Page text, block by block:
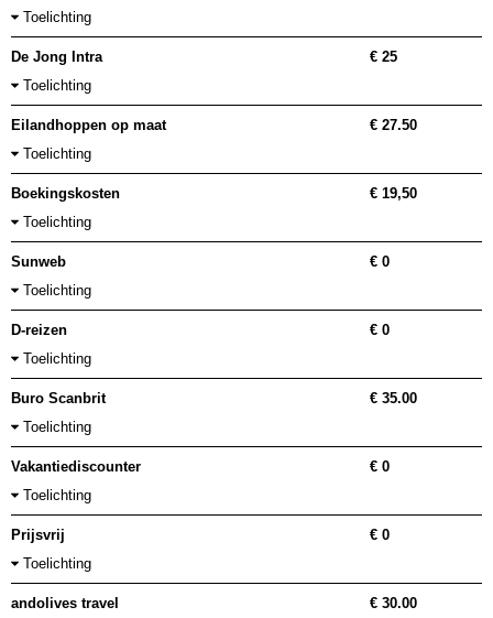
Toelichting
De Jong Intra
€ 25
Toelichting
Eilandhoppen op maat
€ 27.50
Toelichting
Boekingskosten
€ 19,50
Toelichting
Sunweb
€ 0
Toelichting
D-reizen
€ 0
Toelichting
Buro Scanbrit
€ 35.00
Toelichting
Vakantiediscounter
€ 0
Toelichting
Prijsvrij
€ 0
Toelichting
andolives travel € 30.00